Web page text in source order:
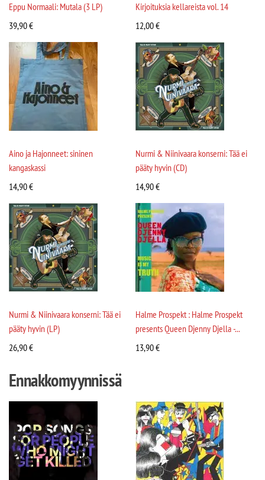
Eppu Normaali: Mutala (3 LP)
39,90€
Kirjoituksia kellareista vol. 14
12,00€
Aino ja Hajonneet: sininen
kangaskassi
14,90€
Nurmi & Niinivaara konserni: Tää ei
pääty hyvin (CD)
14,90€
Nurmi & Niinivaara konserni: Tää ei
pääty hyvin (LP)
26,90€
Halme Prospekt : Halme Prospekt
presents Queen Djenny Djella -...
13,90€
Ennakkomyynnissä